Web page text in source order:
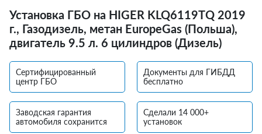
Установка ГБО на HIGER KLQ6119TQ 2019
г., Газодизель, метан EuropeGas (Польша),
двигатель 9.5 л. 6 цилиндров (Дизель)
Сертифицированный
центр ГБО
Документы для ГИБДД
бесплатно
Заводская гарантия
автомобиля сохранится
Сделали 14 000+
установок